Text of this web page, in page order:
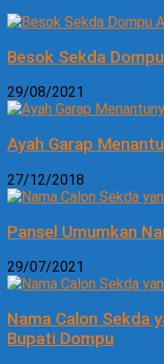
Besok Sekda
29/08/2021
Ayah Garap
27/12/2018
Pansel Umumkan
29/07/2021
Nama Calon Sekda
Bupati Dompu